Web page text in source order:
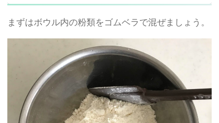
まずはボウル内の粉類をゴムベラで混ぜましょう。